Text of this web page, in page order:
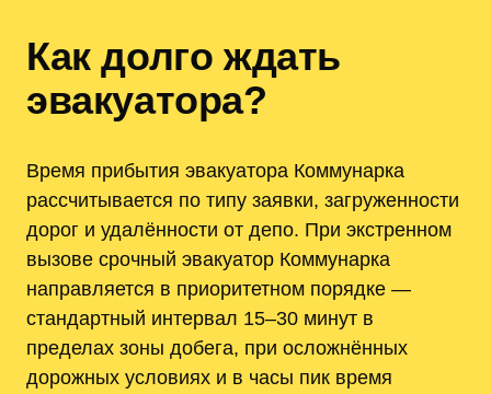
Как долго ждать
эвакуатора?
Время прибытия эвакуатора Коммунарка
рассчитывается по типу заявки, загруженности
дорог и удалённости от депо. При экстренном
вызове срочный эвакуатор Коммунарка
направляется в приоритетном порядке —
стандартный интервал 15–30 минут в
пределах зоны добега, при осложнённых
дорожных условиях и в часы пик время